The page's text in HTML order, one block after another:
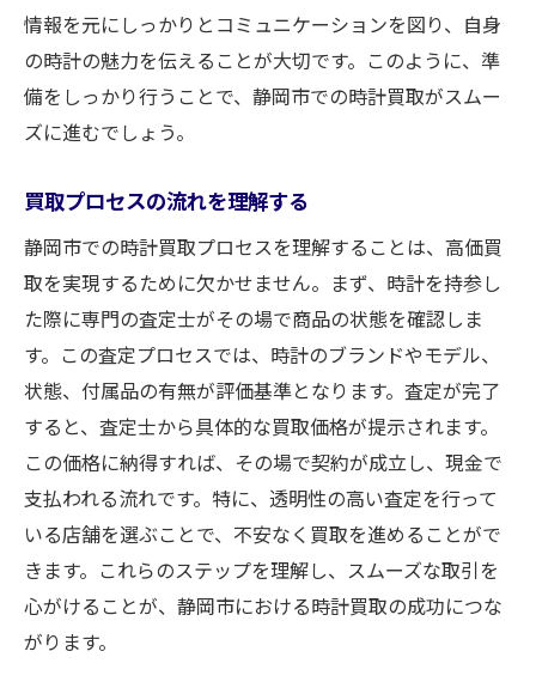
情報を元にしっかりとコミュニケーションを図り、自身
の時計の魅力を伝えることが大切です。このように、準
備をしっかり行うことで、静岡市での時計買取がスムー
ズに進むでしょう。
買取プロセスの流れを理解する
静岡市での時計買取プロセスを理解することは、高価買
取を実現するために欠かせません。まず、時計を持参し
た際に専門の査定士がその場で商品の状態を確認しま
す。この査定プロセスでは、時計のブランドやモデル、
状態、付属品の有無が評価基準となります。査定が完了
すると、査定士から具体的な買取価格が提示されます。
この価格に納得すれば、その場で契約が成立し、現金で
支払われる流れです。特に、透明性の高い査定を行って
いる店舗を選ぶことで、不安なく買取を進めることがで
きます。これらのステップを理解し、スムーズな取引を
心がけることが、静岡市における時計買取の成功につな
がります。